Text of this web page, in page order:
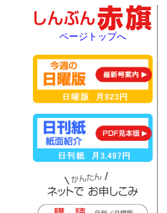
ページトップへ